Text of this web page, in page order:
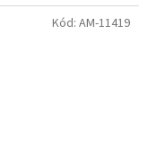
Kód: AM-11419